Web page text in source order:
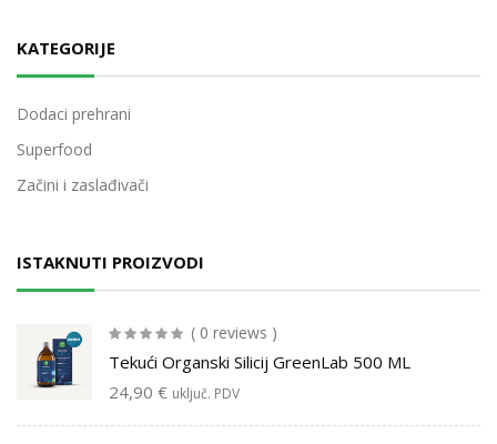
KATEGORIJE
Dodaci prehrani
Superfood
Začini i zaslađivači
ISTAKNUTI PROIZVODI
( 0 reviews )
Tekući Organski Silicij GreenLab 500 ML
24,90 € uključ. PDV